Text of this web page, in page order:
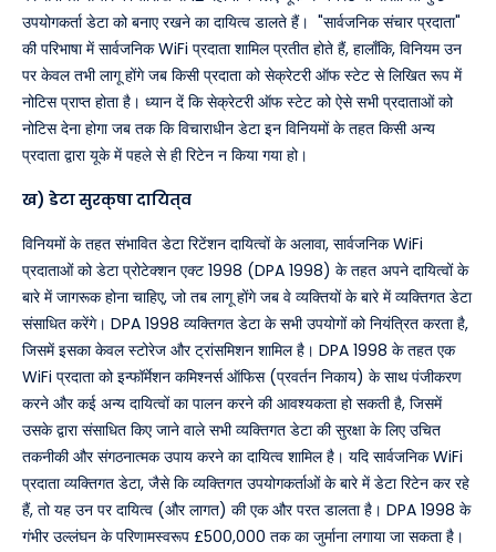
उपयोगकर्ता डेटा को बनाए रखने का दायित्व डालते हैं। "सार्वजनिक संचार प्रदाता"
की परिभाषा में सार्वजनिक WiFi प्रदाता शामिल प्रतीत होते हैं, हालाँकि, विनियम उन
पर केवल तभी लागू होंगे जब किसी प्रदाता को सेक्रेटरी ऑफ स्टेट से लिखित रूप में
नोटिस प्राप्त होता है। ध्यान दें कि सेक्रेटरी ऑफ स्टेट को ऐसे सभी प्रदाताओं को
नोटिस देना होगा जब तक कि विचाराधीन डेटा इन विनियमों के तहत किसी अन्य
प्रदाता द्वारा यूके में पहले से ही रिटेन न किया गया हो।
ख) डेटा सुरक्षा दायित्व
विनियमों के तहत संभावित डेटा रिटेंशन दायित्वों के अलावा, सार्वजनिक WiFi
प्रदाताओं को डेटा प्रोटेक्शन एक्ट 1998 (DPA 1998) के तहत अपने दायित्वों के
बारे में जागरूक होना चाहिए, जो तब लागू होंगे जब वे व्यक्तियों के बारे में व्यक्तिगत डेटा
संसाधित करेंगे। DPA 1998 व्यक्तिगत डेटा के सभी उपयोगों को नियंत्रित करता है,
जिसमें इसका केवल स्टोरेज और ट्रांसमिशन शामिल है। DPA 1998 के तहत एक
WiFi प्रदाता को इन्फॉर्मेशन कमिश्नर्स ऑफिस (प्रवर्तन निकाय) के साथ पंजीकरण
करने और कई अन्य दायित्वों का पालन करने की आवश्यकता हो सकती है, जिसमें
उसके द्वारा संसाधित किए जाने वाले सभी व्यक्तिगत डेटा की सुरक्षा के लिए उचित
तकनीकी और संगठनात्मक उपाय करने का दायित्व शामिल है। यदि सार्वजनिक WiFi
प्रदाता व्यक्तिगत डेटा, जैसे कि व्यक्तिगत उपयोगकर्ताओं के बारे में डेटा रिटेन कर रहे
हैं, तो यह उन पर दायित्व (और लागत) की एक और परत डालता है। DPA 1998 के
गंभीर उल्लंघन के परिणामस्वरूप £500,000 तक का जुर्माना लगाया जा सकता है।